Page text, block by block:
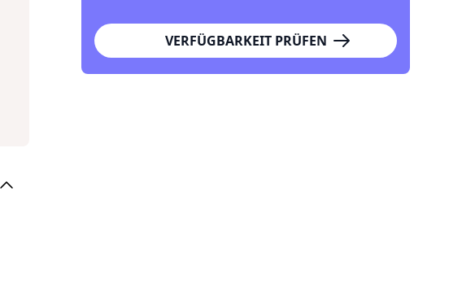
VERFÜGBARKEIT PRÜFEN